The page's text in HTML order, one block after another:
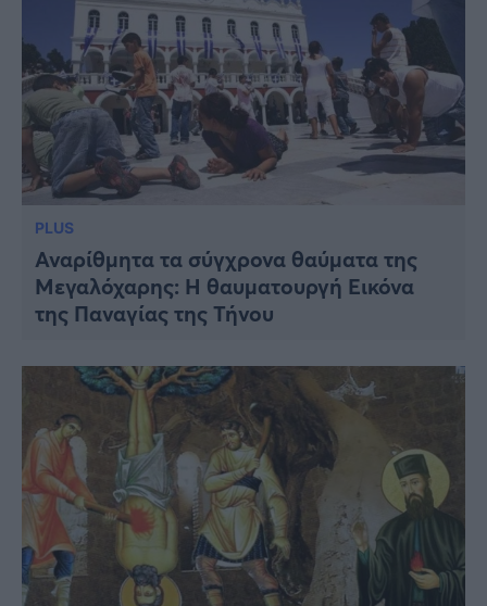
PLUS
Αναρίθμητα τα σύγχρονα θαύματα της
Μεγαλόχαρης: Η θαυματουργή Eικόνα
της Παναγίας της Τήνου